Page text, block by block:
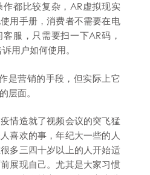
都比较复杂，AR虚拟现实
用手册，消费者不需要在电
服，只需要扫一下AR码，
用户如何使用。
是营销的手段，但实际上它
层面。
情造就了视频会议的突飞猛
喜欢的事，年纪大一些的人
多三四十岁以上的人开始适
展现自己。尤其是大家习惯